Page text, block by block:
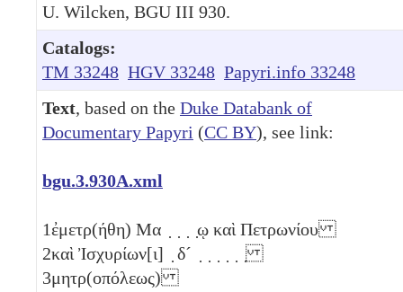
U. Wilcken, BGU III 930.
Catalogs:
TM 33248 HGV 33248 Papyri.info 33248
Text, based on the Duke Databank of
Documentary Papyri (CC BY), see link:
bgu.3.930A.xml
1ἐμετρ(ήθη) Μα ̣ ̣ ̣ ̣ῳ καὶ Πετρωνίου
2καὶ Ἰσχυρίων[ι] ̣ δ´
̣ ̣ ̣ ̣ ̣
3μητρ(οπόλεως)